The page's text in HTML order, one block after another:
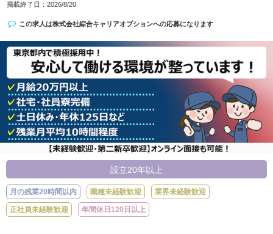
掲載終了日： 2026/8/20
この求人は株式会社綜合キャリアオプションへの応募になります
設立20年以上
月の残業20時間以内 職種未経験歓迎 業界未経験歓迎
正社員未経験歓迎 年間休日120日以上